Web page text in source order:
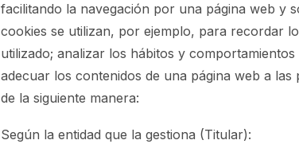
facilitando la navegación por una página web y
cookies se utilizan, por ejemplo, para recordar
utilizado; analizar los hábitos y
adecuar los contenidos de una página web a
de la siguiente manera:
Según la entidad que la gestiona (Titular):